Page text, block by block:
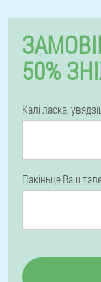
50%
Калі ласка,
Пакіньце Ваш